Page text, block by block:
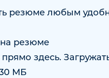
резюме любым
на резюме
прямо здесь.
МБ